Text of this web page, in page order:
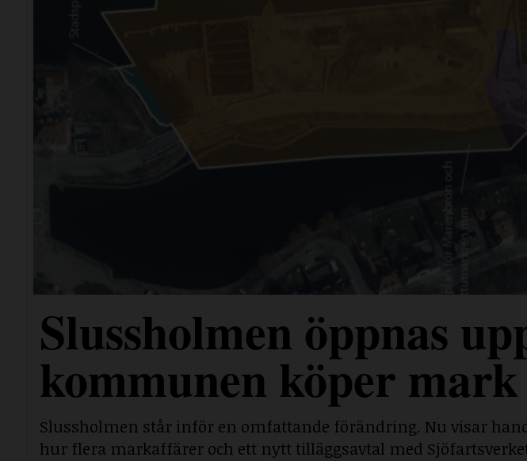
Slussholmen öppnas
kommunen köper
Slussholmen står inför en omfattande förändring. Nu visar
hur flera markaffärer och ett nytt tilläggsavtal med